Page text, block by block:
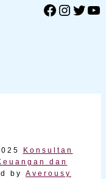
Facebook Instagram Twitter YouTube
Konsultan
dan
by Averousy